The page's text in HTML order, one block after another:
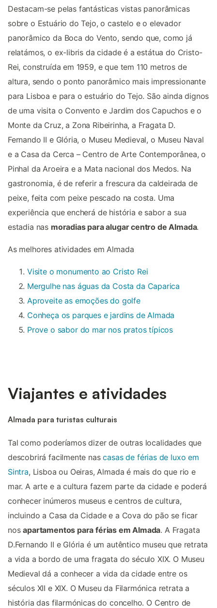
Destacam-se pelas fantásticas vistas panorâmicas
sobre o Estuário do Tejo, o castelo e o elevador
panorâmico da Boca do Vento, sendo que, como já
relatámos, o ex-libris da cidade é a estátua do Cristo-
Rei, construída em 1959, e que tem 110 metros de
altura, sendo o ponto panorâmico mais impressionante
para Lisboa e para o estuário do Tejo. São ainda dignos
de uma visita o Convento e Jardim dos Capuchos e o
Monte da Cruz, a Zona Ribeirinha, a Fragata D.
Fernando II e Glória, o Museu Medieval, o Museu Naval
e a Casa da Cerca – Centro de Arte Contemporânea, o
Pinhal da Aroeira e a Mata nacional dos Medos. Na
gastronomia, é de referir a frescura da caldeirada de
peixe, feita com peixe pescado na costa. Uma
experiência que encherá de história e sabor a sua
estadia nas moradias para alugar centro de Almada.
As melhores atividades em Almada
Visite o monumento ao Cristo Rei
Mergulhe nas águas da Costa da Caparica
Aproveite as emoções do golfe
Conheça os parques e jardins de Almada
Prove o sabor do mar nos pratos típicos
Viajantes e atividades
Almada para turistas culturais
Tal como poderíamos dizer de outras localidades que
descobrirá facilmente nascasas de férias de luxo em
Sintra, Lisboa ou Oeiras, Almada é mais do que rio e
mar. A arte e a cultura fazem parte da cidade e poderá
conhecer inúmeros museus e centros de cultura,
incluindo a Casa da Cidade e a Cova do pão se ficar
nosapartamentos para férias em Almada. A Fragata
D.Fernando II e Glória é um autêntico museu que retrata
a vida a bordo de uma fragata do século XIX. O Museu
Medieval dá a conhecer a vida da cidade entre os
séculos XII e XIX. O Museu da Filarmónica retrata a
história das filarmónicas do concelho. O Centro de